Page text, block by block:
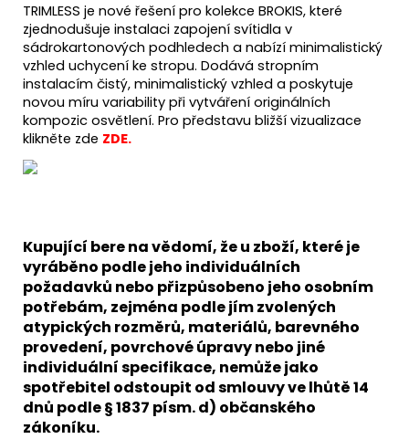
TRIMLESS je nové řešení pro kolekce BROKIS, které
zjednodušuje instalaci zapojení svítidla v
sádrokartonových podhledech a nabízí minimalistický
vzhled uchycení ke stropu. Dodává stropním
instalacím čistý, minimalistický vzhled a poskytuje
novou míru variability při vytváření originálních
kompozic osvětlení. Pro představu bližší vizualizace
klikněte zde ZDE.
Kupující bere na vědomí, že u zboží, které je
vyráběno podle jeho individuálních
požadavků nebo přizpůsobeno jeho osobním
potřebám, zejména podle jím zvolených
atypických rozměrů, materiálů, barevného
provedení, povrchové úpravy nebo jiné
individuální specifikace, nemůže jako
spotřebitel odstoupit od smlouvy ve lhůtě 14
dnů podle § 1837 písm. d) občanského
zákoníku.